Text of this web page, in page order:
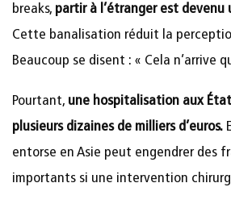
breaks, partir à l’étranger est
Cette banalisation réduit la
Beaucoup se disent : « Cela n’arrive
Pourtant, une hospitalisation aux
plusieurs dizaines de milliers d’euros.
entorse en Asie peut engendrer des
importants si une intervention